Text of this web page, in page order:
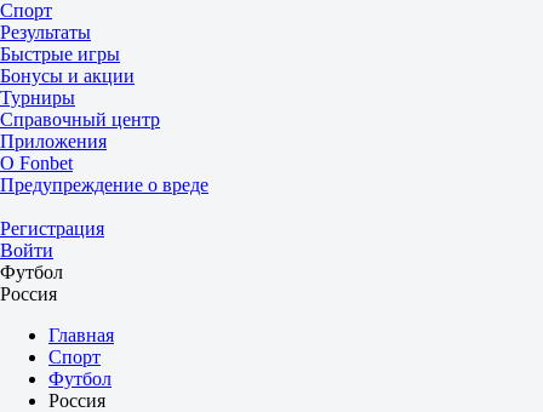
Спорт
Результаты
Быстрые игры
Бонусы и акции
Турниры
Справочный центр
Приложения
О Fonbet
Предупреждение о вреде
Регистрация
Войти
Футбол
Россия
Главная
Спорт
Футбол
Россия